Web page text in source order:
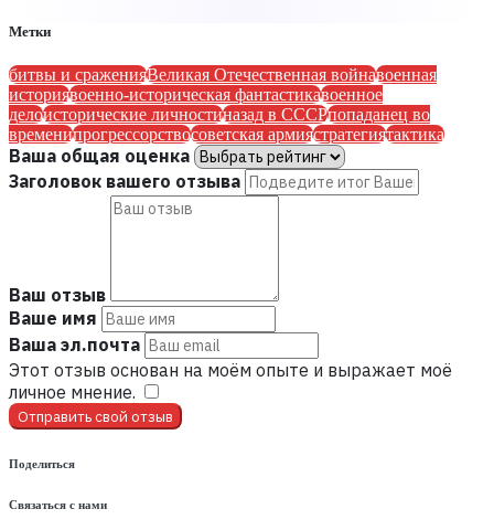
Метки
битвы и сраженияВеликая Отечественная войнавоенная
историявоенно-историческая фантастикавоенное
делоисторические личностиназад в СССРпопаданец во
временипрогрессорствосоветская армиястратегиятактика
Ваша общая оценка
Заголовок вашего отзыва
Ваш отзыв
Ваше имя
Ваша эл.почта
Этот отзыв основан на моём опыте и выражает моё
личное мнение.
Отправить свой отзыв
Поделиться
Связаться с нами